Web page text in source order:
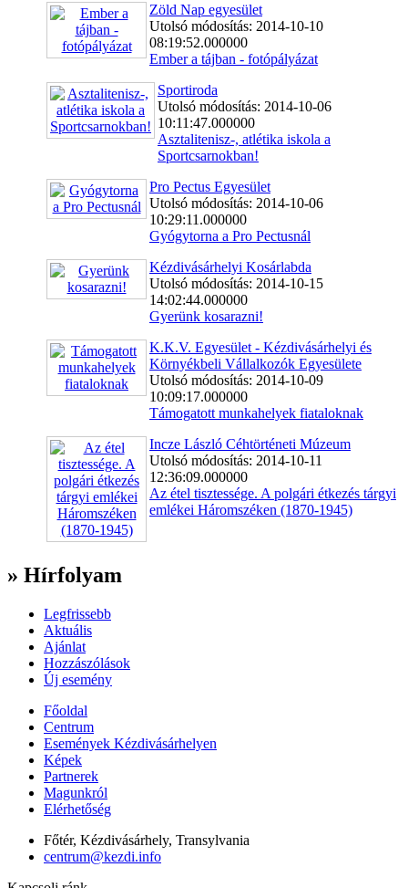
Zöld Nap egyesület
Utolsó módosítás: 2014-10-10
08:19:52.000000
Ember a tájban - fotópályázat
Sportiroda
Utolsó módosítás: 2014-10-06
10:11:47.000000
Asztalitenisz-, atlétika iskola a
Sportcsarnokban!
Pro Pectus Egyesület
Utolsó módosítás: 2014-10-06
10:29:11.000000
Gyógytorna a Pro Pectusnál
Kézdivásárhelyi Kosárlabda
Utolsó módosítás: 2014-10-15
14:02:44.000000
Gyerünk kosarazni!
K.K.V. Egyesület - Kézdivásárhelyi és
Környékbeli Vállalkozók Egyesülete
Utolsó módosítás: 2014-10-09
10:09:17.000000
Támogatott munkahelyek fiataloknak
Incze László Céhtörténeti Múzeum
Utolsó módosítás: 2014-10-11
12:36:09.000000
Az étel tisztessége. A polgári étkezés tárgyi
emlékei Háromszéken (1870-1945)
» Hírfolyam
Legfrissebb
Aktuális
Ajánlat
Hozzászólások
Új esemény
Főoldal
Centrum
Események Kézdivásárhelyen
Képek
Partnerek
Magunkról
Elérhetőség
Főtér, Kézdivásárhely, Transylvania
centrum@kezdi.info